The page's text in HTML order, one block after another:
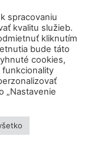
spracovaniu
kvalitu služieb.
kliknutím
bude táto
cookies,
funkcionality
„Nastavenie